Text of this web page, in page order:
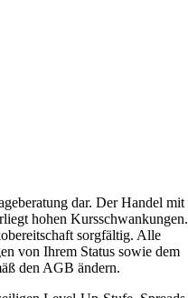
dar. Der Handel mit
hohen Kursschwankungen.
sorgfältig. Alle
von Ihrem Status sowie dem
den AGB ändern.